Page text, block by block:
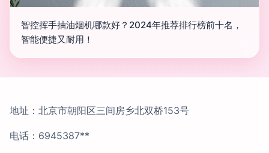
智控挥手抽油烟机哪款好？2024年推荐排行榜前十名，
智能便捷又耐用！
地址：北京市朝阳区三间房乡北双桥153号
电话：6945387**